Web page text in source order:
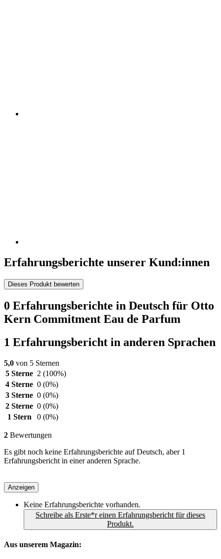
Erfahrungsberichte unserer Kund:innen
Dieses Produkt bewerten
0 Erfahrungsberichte in Deutsch für Otto
Kern Commitment Eau de Parfum
1 Erfahrungsbericht in anderen Sprachen
5,0 von 5 Sternen
5 Sterne 2 (100%)
4 Sterne 0 (0%)
3 Sterne 0 (0%)
2 Sterne 0 (0%)
1 Stern
0 (0%)
2 Bewertungen
Es gibt noch keine Erfahrungsberichte auf Deutsch, aber 1
Erfahrungsbericht in einer anderen Sprache.
Anzeigen
Keine Erfahrungsberichte vorhanden.
Schreibe als Erste*r einen Erfahrungsbericht für dieses
Produkt.
Aus unserem Magazin: